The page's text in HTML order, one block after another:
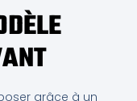
grâce à un